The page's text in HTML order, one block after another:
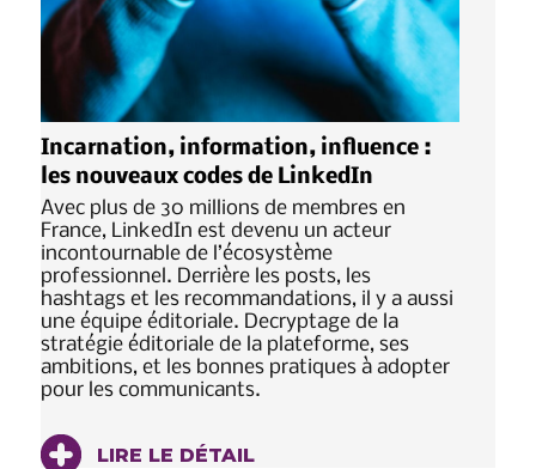
Incarnation, information, influence :
les nouveaux codes de LinkedIn
Avec plus de 30 millions de membres en
France, LinkedIn est devenu un acteur
incontournable de l’écosystème
professionnel. Derrière les posts, les
hashtags et les recommandations, il y a aussi
une équipe éditoriale. Decryptage de la
stratégie éditoriale de la plateforme, ses
ambitions, et les bonnes pratiques à adopter
pour les communicants.
LIRE LE DÉTAIL